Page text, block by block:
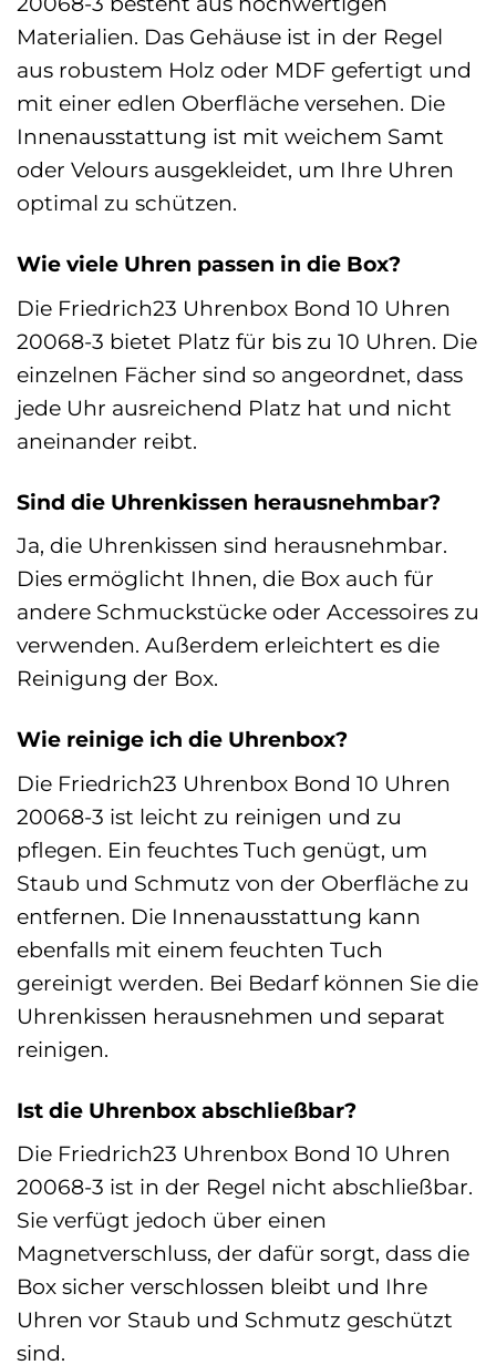
Materialien. Das Gehäuse ist in der Regel
aus robustem Holz oder MDF gefertigt und
mit einer edlen Oberfläche versehen. Die
Innenausstattung ist mit weichem Samt
oder Velours ausgekleidet, um Ihre Uhren
optimal zu schützen.
Wie viele Uhren passen in die Box?
Die Friedrich23 Uhrenbox Bond 10 Uhren
20068-3 bietet Platz für bis zu 10 Uhren. Die
einzelnen Fächer sind so angeordnet, dass
jede Uhr ausreichend Platz hat und nicht
aneinander reibt.
Sind die Uhrenkissen herausnehmbar?
Ja, die Uhrenkissen sind herausnehmbar.
Dies ermöglicht Ihnen, die Box auch für
andere Schmuckstücke oder Accessoires zu
verwenden. Außerdem erleichtert es die
Reinigung der Box.
Wie reinige ich die Uhrenbox?
Die Friedrich23 Uhrenbox Bond 10 Uhren
20068-3 ist leicht zu reinigen und zu
pflegen. Ein feuchtes Tuch genügt, um
Staub und Schmutz von der Oberfläche zu
entfernen. Die Innenausstattung kann
ebenfalls mit einem feuchten Tuch
gereinigt werden. Bei Bedarf können Sie die
Uhrenkissen herausnehmen und separat
reinigen.
Ist die Uhrenbox abschließbar?
Die Friedrich23 Uhrenbox Bond 10 Uhren
20068-3 ist in der Regel nicht abschließbar.
Sie verfügt jedoch über einen
Magnetverschluss, der dafür sorgt, dass die
Box sicher verschlossen bleibt und Ihre
Uhren vor Staub und Schmutz geschützt
sind.